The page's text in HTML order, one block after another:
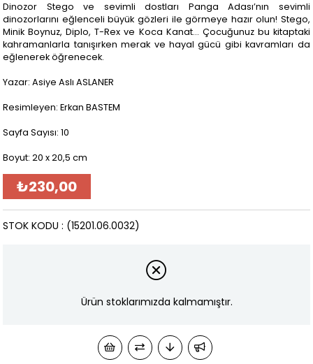
Dinozor Stego ve sevimli dostları Panga Adası’nın sevimli
dinozorlarını eğlenceli büyük gözleri ile görmeye hazır olun! Stego,
Minik Boynuz, Diplo, T-Rex ve Koca Kanat… Çocuğunuz bu kitaptaki
kahramanlarla tanışırken merak ve hayal gücü gibi kavramları da
eğlenerek öğrenecek.
Yazar: Asiye Aslı ASLANER
Resimleyen: Erkan BASTEM
Sayfa Sayısı: 10
Boyut: 20 x 20,5 cm
₺230,00
(15201.06.0032)
STOK KODU
Ürün stoklarımızda kalmamıştır.